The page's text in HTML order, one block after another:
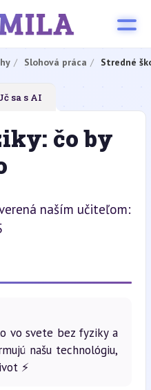
Slohová práca Stredné
sa s AI
čo by
naším učiteľom:
vo svete bez fyziky a
našu technológiu,
⚡